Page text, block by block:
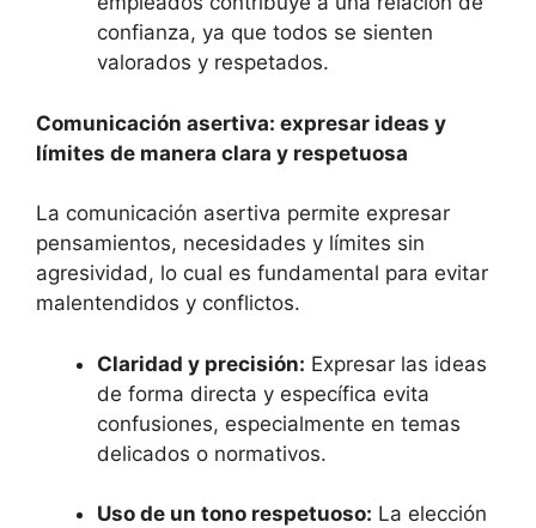
confianza, ya que todos se sienten
valorados y respetados.
Comunicación asertiva: expresar ideas y
límites de manera clara y respetuosa
La comunicación asertiva permite expresar
pensamientos, necesidades y límites sin
agresividad, lo cual es fundamental para evitar
malentendidos y conflictos.
Claridad y precisión: Expresar las ideas
de forma directa y específica evita
confusiones, especialmente en temas
delicados o normativos.
Uso de un tono respetuoso: La elección